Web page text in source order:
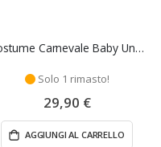
Costume Carnevale Baby Unicorno 12/18 Mesi - Guirca
Solo 1 rimasto!
29,90 €
AGGIUNGI AL CARRELLO